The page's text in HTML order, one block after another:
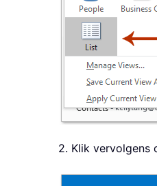
2. Klik vervolgens